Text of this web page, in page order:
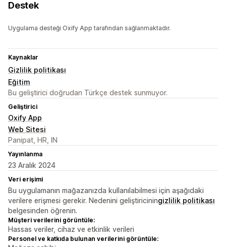
Destek
Uygulama desteği Oxify App tarafından sağlanmaktadır.
Kaynaklar
Gizlilik politikası
Eğitim
Bu geliştirici doğrudan Türkçe destek sunmuyor.
Geliştirici
Oxify App
Web Sitesi
Panipat, HR, IN
Yayınlanma
23 Aralık 2024
Veri erişimi
Bu uygulamanın mağazanızda kullanılabilmesi için aşağıdaki
verilere erişmesi gerekir. Nedenini geliştiriciningizlilik politikası
belgesinden öğrenin.
Müşteri verilerini görüntüle:
Hassas veriler, cihaz ve etkinlik verileri
Personel ve katkıda bulunan verilerini görüntüle: